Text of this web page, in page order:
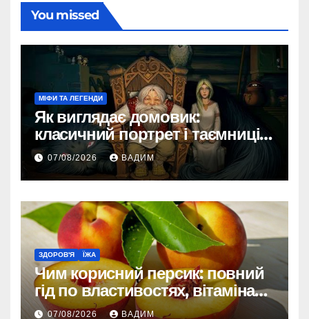
You missed
МІФИ ТА ЛЕГЕНДИ
Як виглядає домовик:
класичний портрет і таємниці
зовнішності
07/08/2026 ВАДИМ
ЗДОРОВ'Я ЇЖА
Чим корисний персик: повний
гід по властивостях, вітамінах і
впливі на організм
07/08/2026 ВАДИМ